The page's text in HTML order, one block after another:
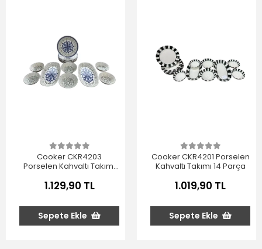
Cooker CKR4203
Porselen Kahvaltı Takımı
1.129,90 TL
Sepete Ekle
Cooker CKR4201 Porselen
Kahvaltı Takımı 14 Parça
1.019,90 TL
Sepete Ekle